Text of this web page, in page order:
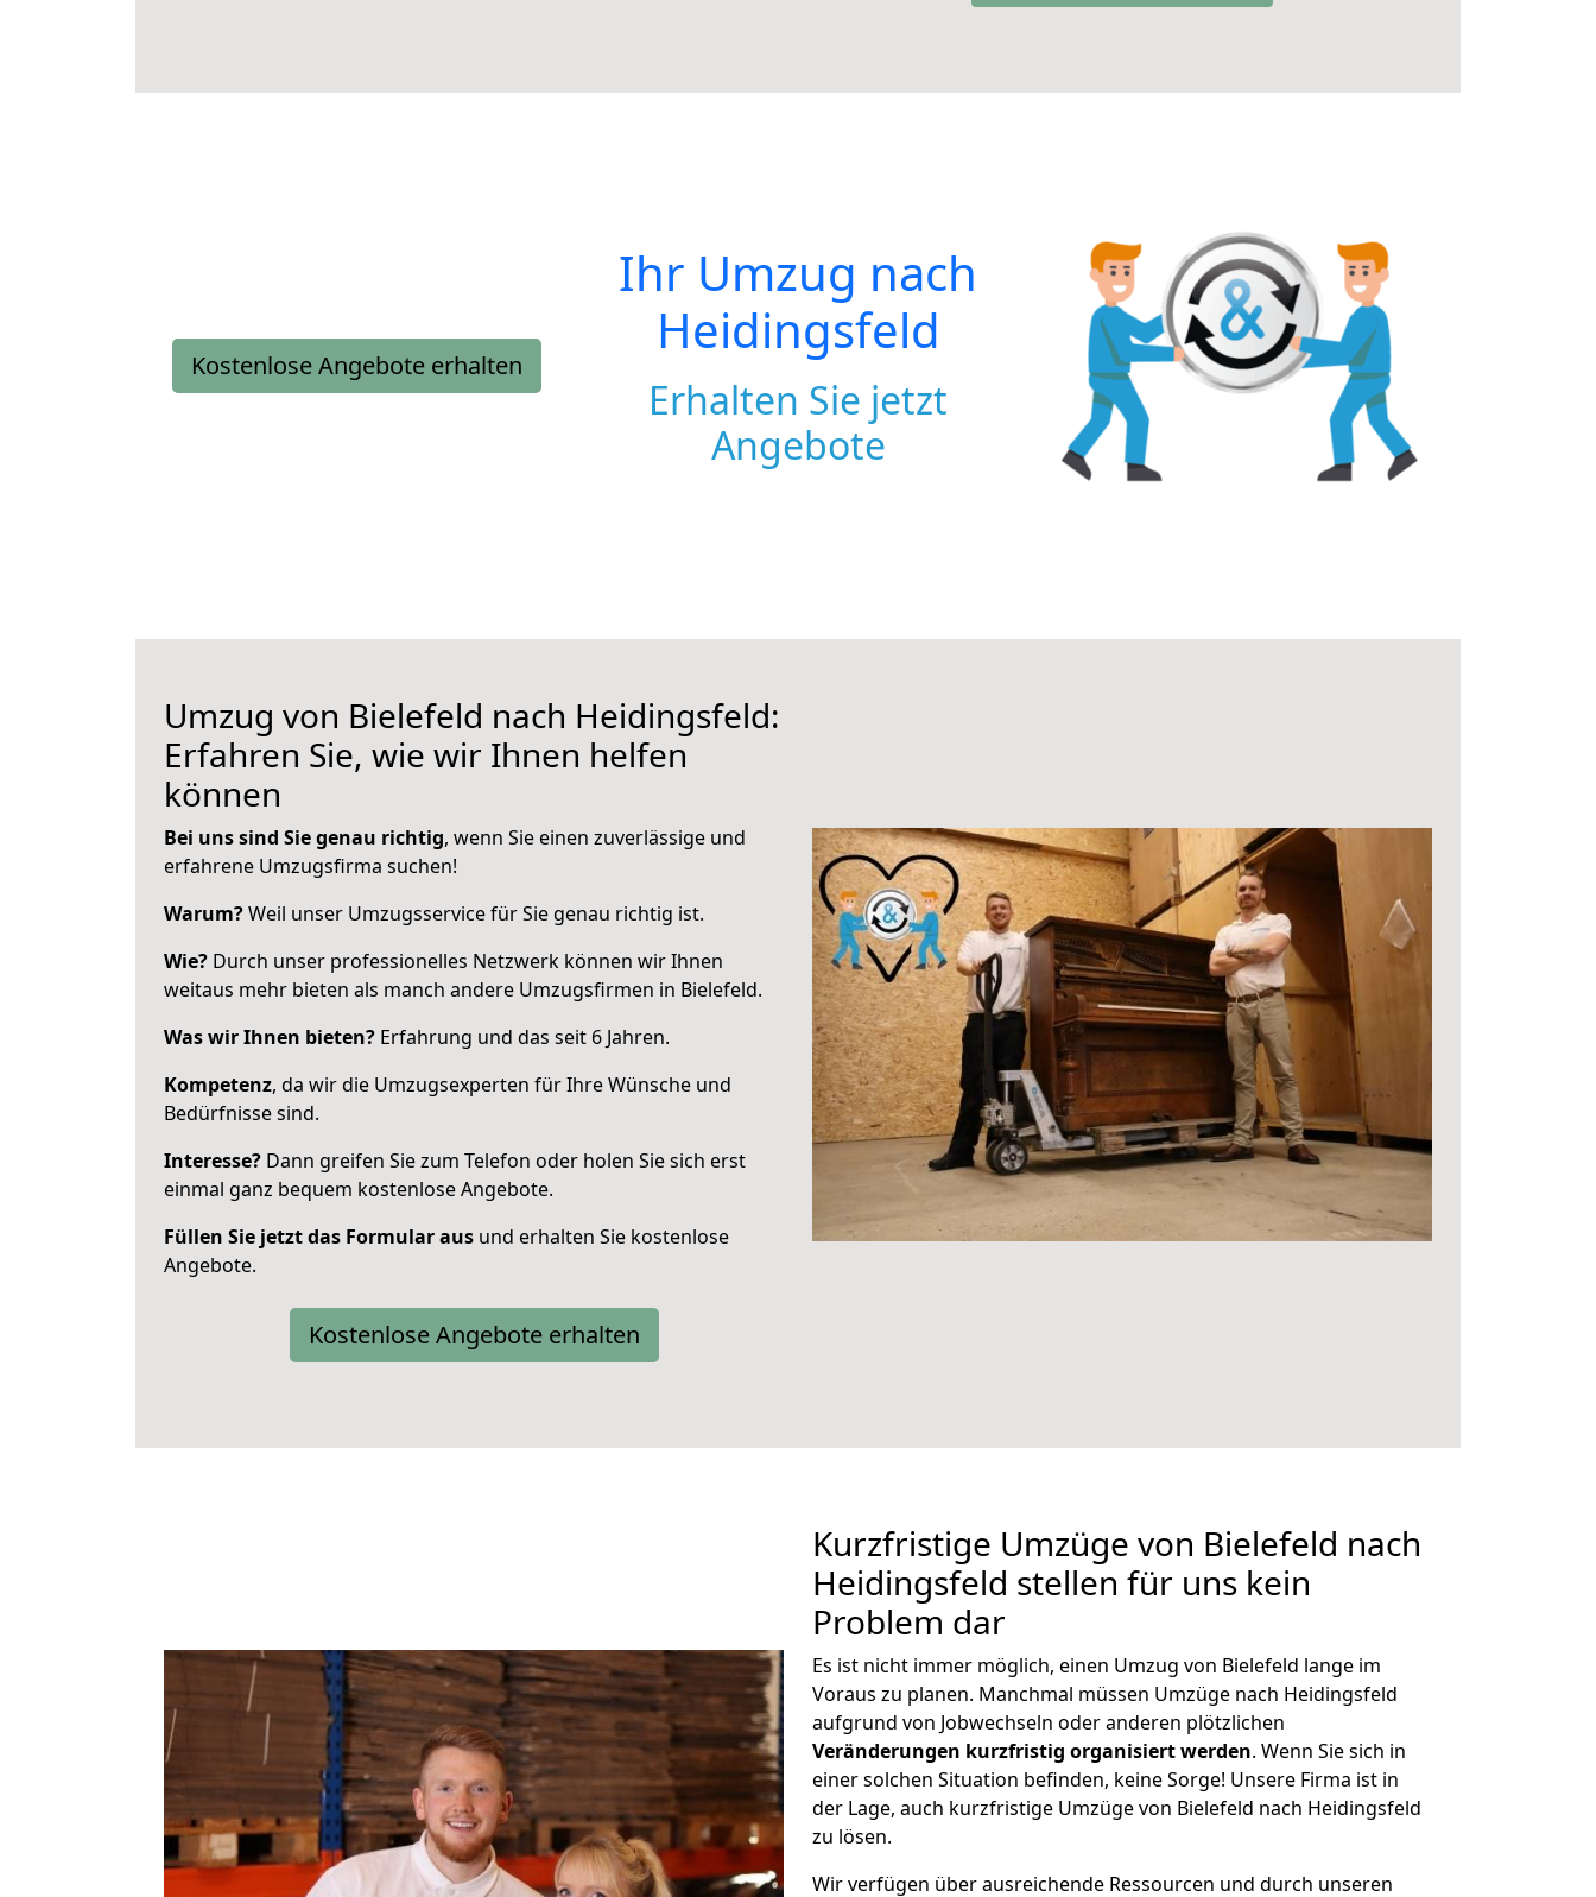
Kostenlose Angebote erhalten
Ihr Umzug nach
Heidingsfeld
Erhalten Sie jetzt
Angebote
Umzug von Bielefeld nach Heidingsfeld:
Erfahren Sie, wie wir Ihnen helfen
können
Bei uns sind Sie genau richtig, wenn Sie einen zuverlässige und
erfahrene Umzugsfirma suchen!
Warum?Weil unser Umzugsservice für Sie genau richtig ist.
Wie? Durch unser professionelles Netzwerk können wir Ihnen
weitaus mehr bieten als manch andere Umzugsfirmen in Bielefeld.
Was wir Ihnen bieten? Erfahrung und das seit 6 Jahren.
Kompetenz, da wir die Umzugsexperten für Ihre Wünsche und
Bedürfnisse sind.
Interesse? Dann greifen Sie zum Telefon oder holen Sie sich erst
einmal ganz bequem kostenlose Angebote.
Füllen Sie jetzt das Formular aus und erhalten Sie kostenlose
Angebote.
Kostenlose Angebote erhalten
Kurzfristige Umzüge von Bielefeld nach
Heidingsfeld stellen für uns kein
Problem dar
Es ist nicht immer möglich, einen Umzug von Bielefeld lange im
Voraus zu planen. Manchmal müssen Umzüge nach Heidingsfeld
aufgrund von Jobwechseln oder anderen plötzlichen
Veränderungen kurzfristig organisiert werden. Wenn Sie sich in
einer solchen Situation befinden, keine Sorge! Unsere Firma ist in
der Lage, auch kurzfristige Umzüge von Bielefeld nach Heidingsfeld
zu lösen.
Wir verfügen über ausreichende Ressourcen und durch unseren